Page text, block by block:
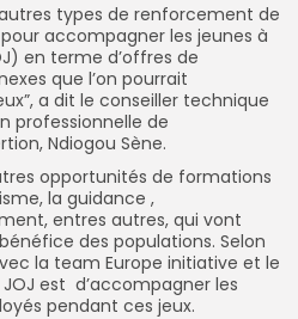
types de renforcement de
accompagner les jeunes à
en terme d’offres de
que l’on pourrait
a dit le conseiller technique
professionnelle de
Ndiogou Sène.
opportunités de formations
la guidance ,
entres autres, qui vont
des populations. Selon
la team Europe initiative et le
est d’accompagner les
pendant ces jeux.